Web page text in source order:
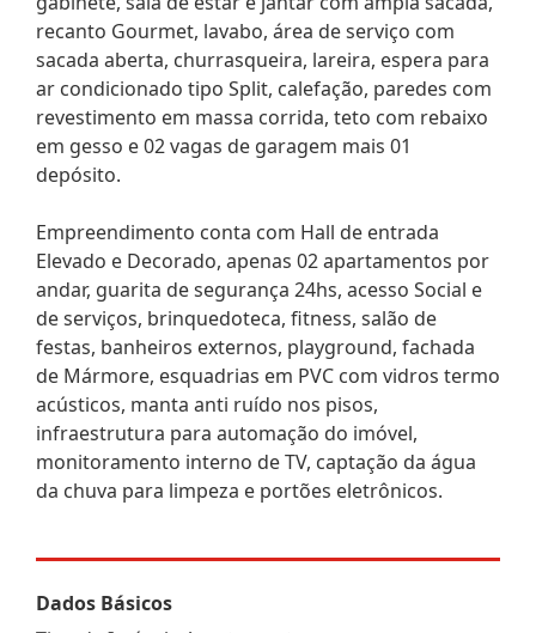
recanto Gourmet, lavabo, área de serviço com
sacada aberta, churrasqueira, lareira, espera para
ar condicionado tipo Split, calefação, paredes com
revestimento em massa corrida, teto com rebaixo
em gesso e 02 vagas de garagem mais 01
depósito.
Empreendimento conta com Hall de entrada
Elevado e Decorado, apenas 02 apartamentos por
andar, guarita de segurança 24hs, acesso Social e
de serviços, brinquedoteca, fitness, salão de
festas, banheiros externos, playground, fachada
de Mármore, esquadrias em PVC com vidros termo
acústicos, manta anti ruído nos pisos,
infraestrutura para automação do imóvel,
monitoramento interno de TV, captação da água
da chuva para limpeza e portões eletrônicos.
Dados Básicos